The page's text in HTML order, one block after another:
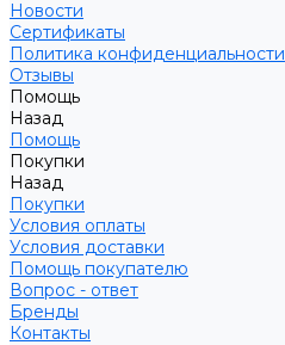
Новости
Сертификаты
Политика конфиденциальности
Отзывы
Помощь
Назад
Помощь
Покупки
Назад
Покупки
Условия оплаты
Условия доставки
Помощь покупателю
Вопрос - ответ
Бренды
Контакты